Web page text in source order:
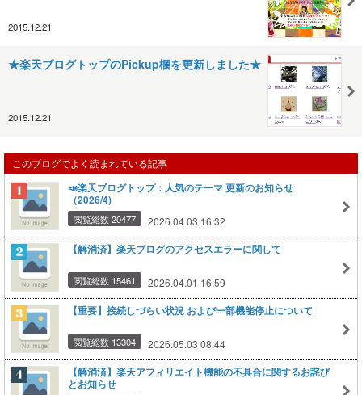
2015.12.21
★楽天ブログトップのPickup欄を更新しました★
2015.12.21
このブログでよく読まれている記事
📣楽天ブログトップ：人気のテーマ 更新のお知らせ
（2026/4)
閲覧総数 20477 2026.04.03 16:32
【解消済】楽天ブログのアクセスエラーに関して
閲覧総数 15461 2026.04.01 16:59
【重要】接続しづらい状況 および一部機能停止について
閲覧総数 13304 2026.05.03 08:44
【解消済】楽天アフィリエイト機能の不具合に関するお詫び
とお知らせ